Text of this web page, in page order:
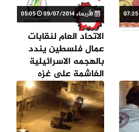
الأربعاء 09/07/2014 05:05
الاتحاد العام لنقابات
عمال فلسطين يندد
بالهجمه الاسرائيلية
الغاشمة على غزه